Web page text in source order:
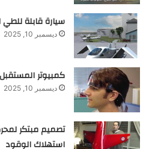
سيارة قابلة
ديسمبر 10, 2025
كمبيوتر
ديسمبر 10, 2025
استهلاك الوقود